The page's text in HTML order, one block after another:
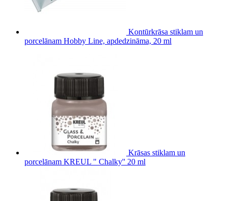
Kontūrkrāsa stiklam un
porcelānam Hobby Line, apdedzināma, 20 ml
Krāsas stiklam un
porcelānam KREUL " Chalky'' 20 ml